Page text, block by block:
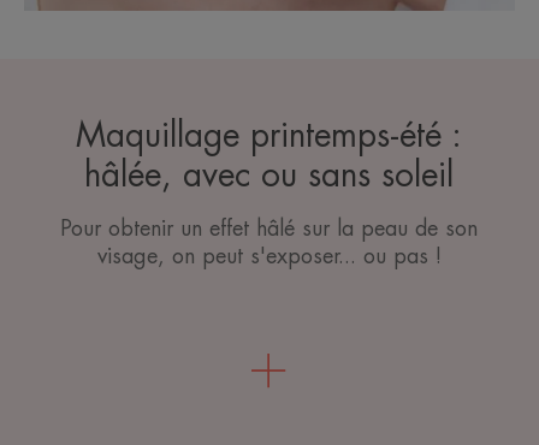
Maquillage printemps-été :
hâlée, avec ou sans soleil
Pour obtenir un effet hâlé sur la peau de son
visage, on peut s'exposer... ou pas !